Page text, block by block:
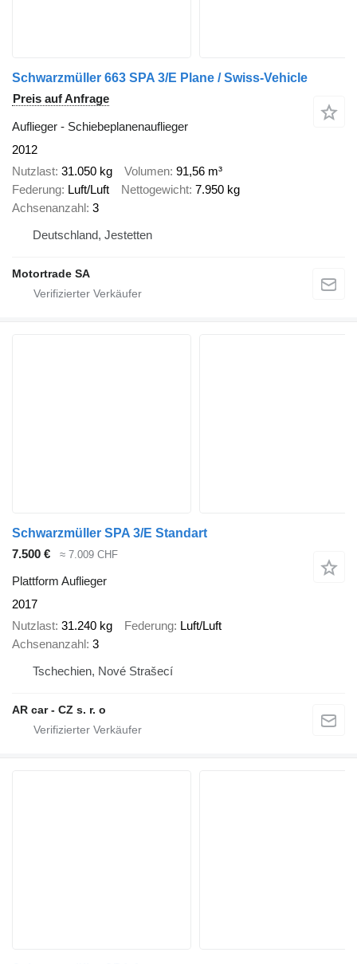
Schwarzmüller 663 SPA 3/E Plane / Swiss-Vehicle
Preis auf Anfrage
Auflieger - Schiebeplanenauflieger
2012
Nutzlast 31.050 kg Volumen 91,56 m³
Federung Luft/Luft Nettogewicht 7.950 kg
Achsenanzahl 3
Deutschland, Jestetten
Motortrade SA
Schwarzmüller SPA 3/E Standart
7.500 €
≈ 7.009 CHF
Plattform Auflieger
2017
Nutzlast 31.240 kg Federung Luft/Luft
Achsenanzahl 3
Tschechien, Nové Strašecí
AR car - CZ s. r. o